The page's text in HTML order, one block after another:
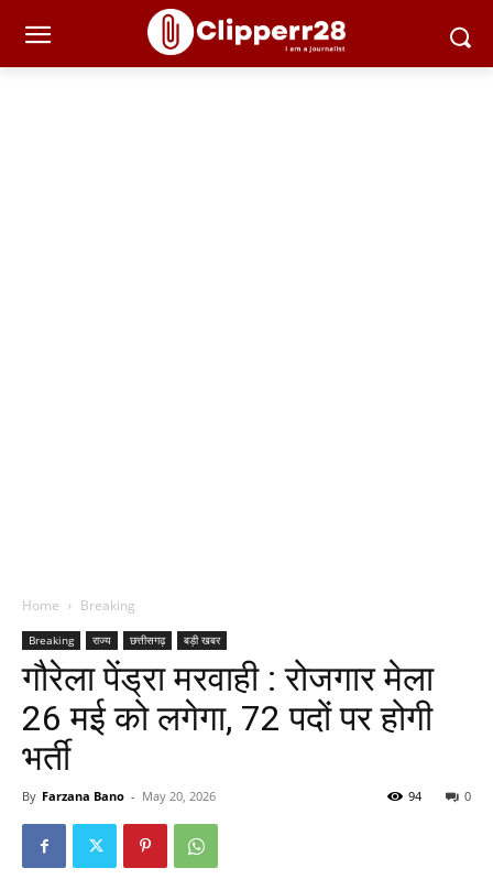
Home Breaking
Breaking राज्य छत्तीसगढ़ बड़ी खबर
गौरेला पेंड्रा मरवाही : रोजगार मेला
26 मई को लगेगा, 72 पदों पर होगी
भर्ती
By Farzana Bano - May 20, 2026 0
94